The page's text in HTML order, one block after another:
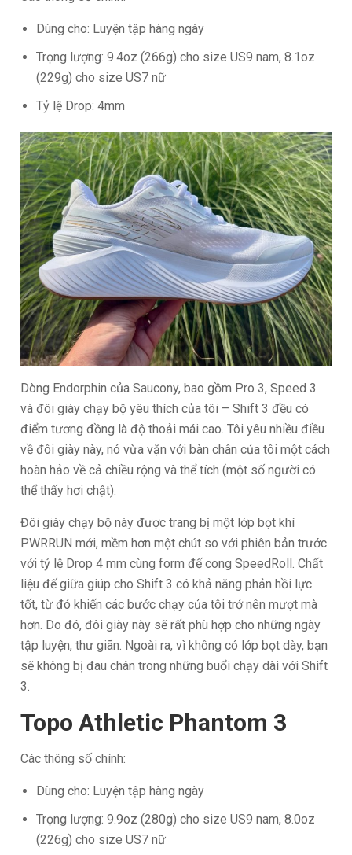
Dùng cho: Luyện tập hàng ngày
Trọng lượng: 9.4oz (266g) cho size US9 nam, 8.1oz
(229g) cho size US7 nữ
Tỷ lệ Drop: 4mm
Dòng Endorphin của Saucony, bao gồm Pro 3, Speed 3
và đôi giày chạy bộ yêu thích của tôi – Shift 3 đều có
điểm tương đồng là độ thoải mái cao. Tôi yêu nhiều điều
về đôi giày này, nó vừa vặn với bàn chân của tôi một cách
hoàn hảo về cả chiều rộng và thể tích (một số người có
thể thấy hơi chật).
Đôi giày chạy bộ này được trang bị một lớp bọt khí
PWRRUN mới, mềm hơn một chút so với phiên bản trước
với tỷ lệ Drop 4 mm cùng form đế cong SpeedRoll. Chất
liệu đế giữa giúp cho Shift 3 có khả năng phản hồi lực
tốt, từ đó khiến các bước chạy của tôi trở nên mượt mà
hơn. Do đó, đôi giày này sẽ rất phù hợp cho những ngày
tập luyện, thư giãn. Ngoài ra, vì không có lớp bọt dày, bạn
sẽ không bị đau chân trong những buổi chạy dài với Shift
3.
Topo Athletic Phantom 3
Các thông số chính:
Dùng cho: Luyện tập hàng ngày
Trọng lượng: 9.9oz (280g) cho size US9 nam, 8.0oz
(226g) cho size US7 nữ